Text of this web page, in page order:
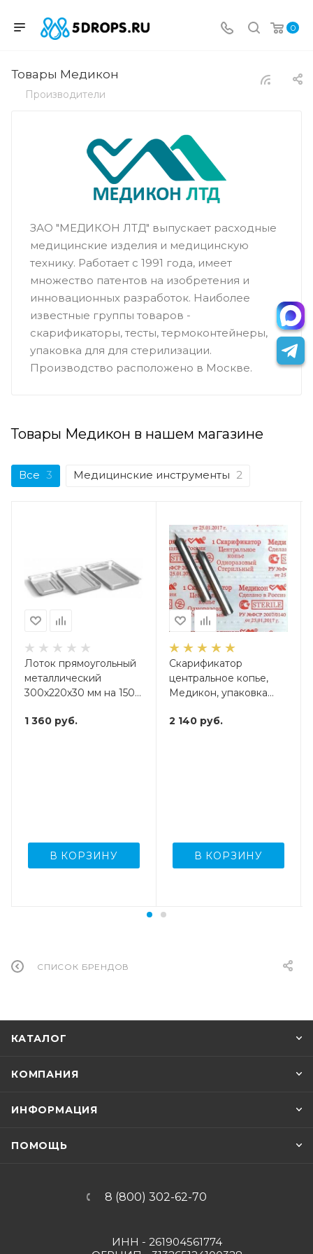
0
Товары Медикон
Производители
ЗАО "МЕДИКОН ЛТД" выпускает расходные
медицинские изделия и медицинскую
технику. Работает с 1991 года, имеет
множество патентов на изобретения и
инновационных разработок. Наиболее
известные группы товаров -
скарификаторы, тесты, термоконтейнеры,
упаковка для для стерилизации.
Производство расположено в Москве.
Товары Медикон в нашем магазине
Все 3 Медицинские инструменты 2
Лоток прямоугольный
металлический
300х220х30 мм на 1500
1 360 руб.
В КОРЗИНУ
Скарификатор
центральное копье,
Медикон, упаковка
2 140 руб.
В КОРЗИНУ
СПИСОК БРЕНДОВ
КАТАЛОГ
КОМПАНИЯ
ИНФОРМАЦИЯ
ПОМОЩЬ
8 (800) 302-62-70
ИНН - 261904561774